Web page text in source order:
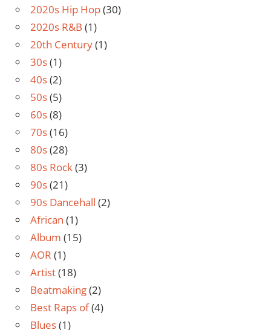
2020s Hip Hop(30)
2020s R&B (1)
20th Century(1)
30s(1)
40s(2)
50s(5)
60s(8)
70s(16)
80s(28)
80s Rock(3)
90s(21)
90s Dancehall (2)
African (1)
Album (15)
AOR (1)
Artist(18)
Beatmaking(2)
Best Raps of(4)
Blues(1)